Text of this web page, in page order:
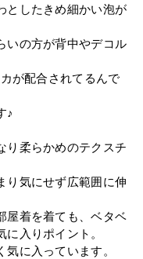
としたきめ細かい泡が
いの方が背中やデコル
が配合されてるんで
♪
り柔らかめのテクスチ
り気にせず広範囲に伸
屋着を着ても、ベタベ
入りポイント。
に入っています。